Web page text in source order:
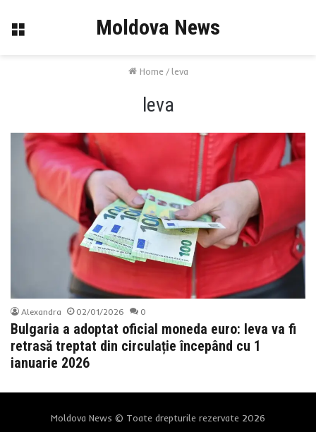
Menu Moldova News
Home / leva
leva
Alexandra 02/01/2026 0
Bulgaria a adoptat oficial moneda euro: leva va fi
retrasă treptat din circulație începând cu 1
ianuarie 2026
Moldova News © Toate drepturile rezervate 2026